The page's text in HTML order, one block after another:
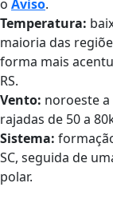
o Aviso.
Temperatura:
maioria das
forma mais
RS.
Vento: noroeste
rajadas de 50 a
Sistema:
SC, seguida de
polar.